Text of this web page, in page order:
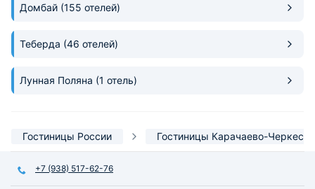
как пройти, даже
маршрут. Виды
Нарзаны, ездили
себя очень
Домбай (155 отелей)
Теберда (46 отелей)
Лунная Поляна (1 отель)
Гостиницы России Гостиницы Карачаево-Черкесии
+7 (938) 517-62-76